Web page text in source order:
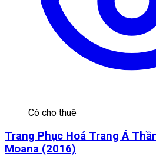
Có cho thuê
Trang Phục Hoá Trang Á
Moana (2016)